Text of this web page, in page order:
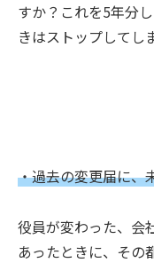
すか？これを5年分
きはストップしてし
・過去の変更届に、
役員が変わった、会
あったときに、その